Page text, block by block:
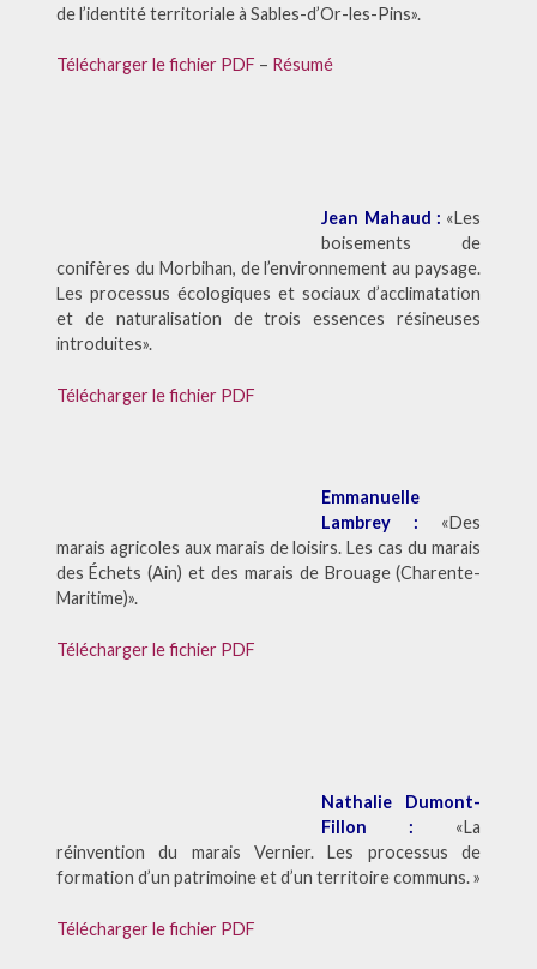
de l’identité territoriale à Sables-d’Or-les-Pins».
Télécharger le fichier PDF – Résumé
Jean Mahaud : «Les
boisements de
conifères du Morbihan, de l’environnement au paysage.
Les processus écologiques et sociaux d’acclimatation
et de naturalisation de trois essences résineuses
introduites».
Télécharger le fichier PDF
Emmanuelle
Lambrey : «Des
marais agricoles aux marais de loisirs. Les cas du marais
des Échets (Ain) et des marais de Brouage (Charente-
Maritime)».
Télécharger le fichier PDF
Nathalie Dumont-
Fillon : «La
réinvention du marais Vernier. Les processus de
formation d’un patrimoine et d’un territoire communs. »
Télécharger le fichier PDF